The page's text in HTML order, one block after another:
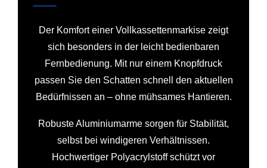
Der Komfort einer Vollkassettenmarkise zeigt
sich besonders in der leicht bedienbaren
Fernbedienung. Mit nur einem Knopfdruck
passen Sie den Schatten schnell den aktuellen
Bedürfnissen an – ohne mühsames Hantieren.
Robuste Aluminiumarme sorgen für Stabilität,
selbst bei windigeren Verhältnissen.
Hochwertiger Polyacrylstoff schützt vor